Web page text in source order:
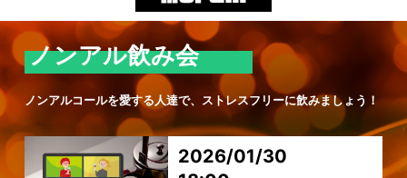
ノンアル飲み会
ノンアルコールを愛する人達で、ストレスフリーに飲みましょう！
2026/01/30